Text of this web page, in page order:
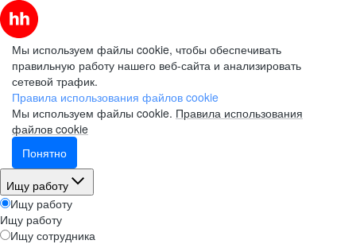
Мы используем файлы cookie, чтобы обеспечивать
правильную работу нашего веб-сайта и анализировать
сетевой трафик.
Правила использования файлов cookie
Мы используем файлы cookie. Правила использования
файлов cookie
Понятно
Ищу работу
Ищу работу
Ищу работу
Ищу сотрудника